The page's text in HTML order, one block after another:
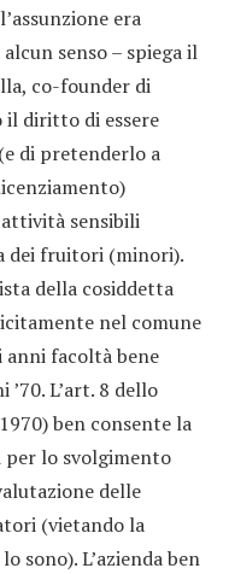
era
senso – spiega il
co-founder di
il diritto di essere
di pretenderlo a
sensibili
dei fruitori (minori).
della cosiddetta
nel comune
anni facoltà bene
L’art. 8 dello
ben consente la
lo svolgimento
delle
(vietando la
sono). L’azienda ben